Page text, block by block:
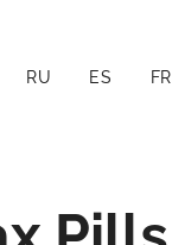
RU ES FR